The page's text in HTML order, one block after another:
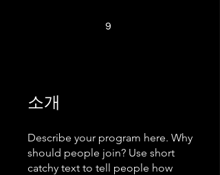
9
소개
Describe your program here. Why
should people join? Use short
catchy text to tell people how